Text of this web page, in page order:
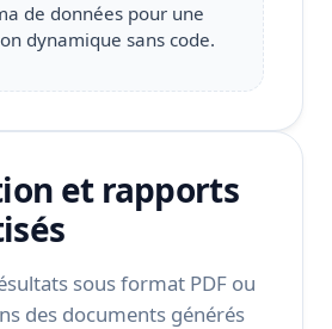
de données pour une
dynamique sans code.
et rapports
sous format PDF ou
des documents générés